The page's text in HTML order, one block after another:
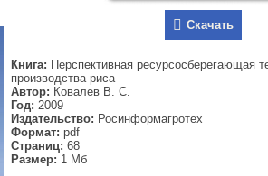
Скачать
Книга: Перспективная ресурсосберегающая
производства риса
Автор: Ковалев В. С.
Год: 2009
Издательство: Росинформагротех
Формат: pdf
Страниц: 68
Размер: 1 Мб
▼
▼